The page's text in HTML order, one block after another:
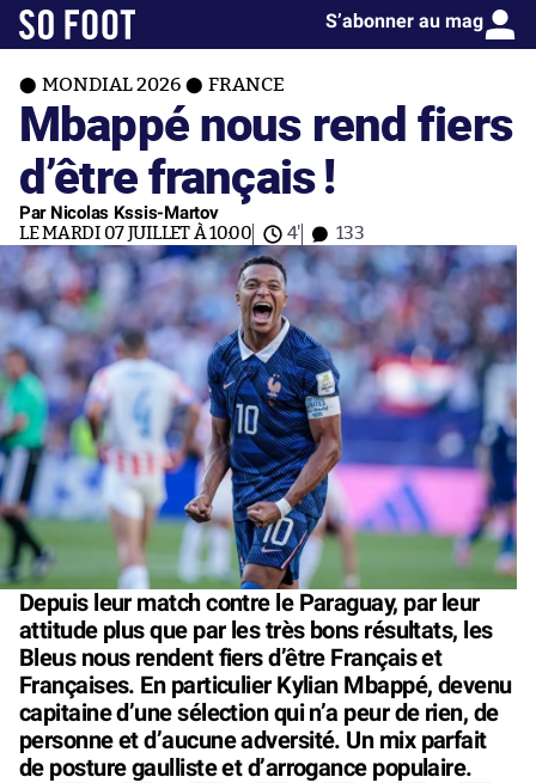
S’abonner au mag
MONDIAL 2026 FRANCE
Mbappé nous rend fiers
d’être français !
Par Nicolas Kssis-Martov
LE MARDI 07 JUILLET À 10:00 4' 133
Depuis leur match contre le Paraguay, par leur
attitude plus que par les très bons résultats, les
Bleus nous rendent fiers d’être Français et
Françaises. En particulier Kylian Mbappé, devenu
capitaine d’une sélection qui n’a peur de rien, de
personne et d’aucune adversité. Un mix parfait
de posture gaulliste et d’arrogance populaire.